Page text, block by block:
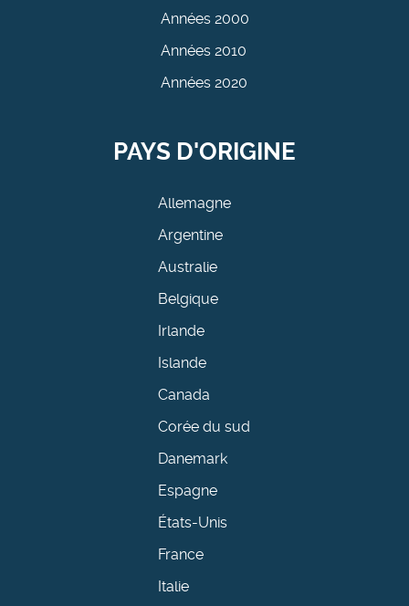
Années 2000
Années 2010
Années 2020
PAYS D'ORIGINE
Allemagne
Argentine
Australie
Belgique
Irlande
Islande
Canada
Corée du sud
Danemark
Espagne
États-Unis
France
Italie